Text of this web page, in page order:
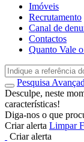
Imóveis
Recrutamento
Canal de
Contactos
Quanto Vale
Pesquisa
Desculpe, neste
características!
Diga-nos o que
Criar alerta Limpar
Criar alerta